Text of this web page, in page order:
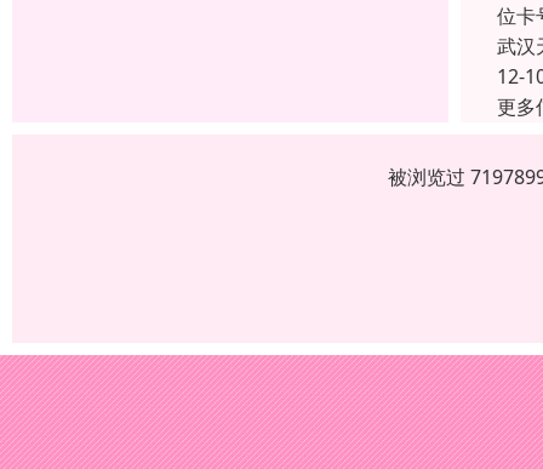
位卡
武汉
12-
更多
被浏览过